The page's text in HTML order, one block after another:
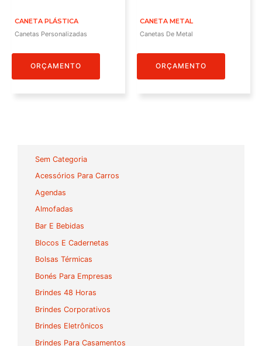
Sem Categoria
Acessórios Para Carros
Agendas
Almofadas
Bar E Bebidas
Blocos E Cadernetas
Bolsas Térmicas
Bonés Para Empresas
Brindes 48 Horas
Brindes Corporativos
Brindes Eletrônicos
Brindes Para Casamentos
CANETA PLÁSTICA
Canetas Personalizadas
ORÇAMENTO
CANETA METAL
Canetas De Metal
ORÇAMENTO